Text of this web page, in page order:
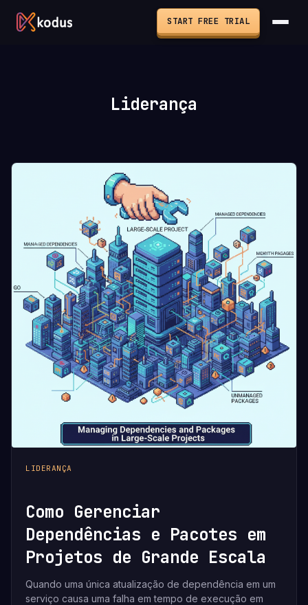
START FREE TRIAL
Liderança
LIDERANÇA
Como Gerenciar
Dependências e Pacotes em
Projetos de Grande Escala
Quando uma única atualização de dependência em um
serviço causa uma falha em tempo de execução em